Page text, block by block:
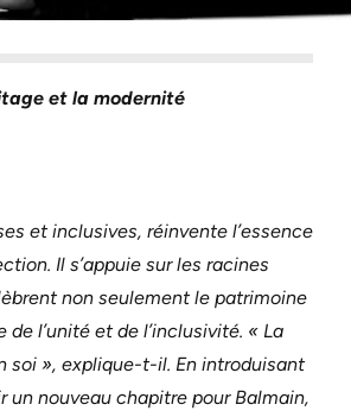
et la modernité
et inclusives, réinvente l’essence
Il s’appuie sur les racines
non seulement le patrimoine
l’unité et de l’inclusivité. « La
soi », explique-t-il. En introduisant
un nouveau chapitre pour Balmain,